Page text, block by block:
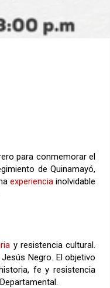
para conmemorar el
de Quinamayó,
experiencia inolvidable
y resistencia cultural.
Negro. El objetivo
fe y resistencia